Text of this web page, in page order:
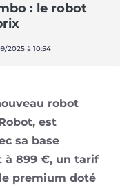
: le robot
2025 à 10:54
robot
est
sa base
à 899 €, un tarif
premium doté